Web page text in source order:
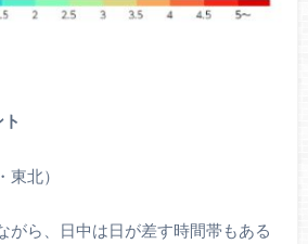
東北）
がら、日中は日が差す時間帯もある